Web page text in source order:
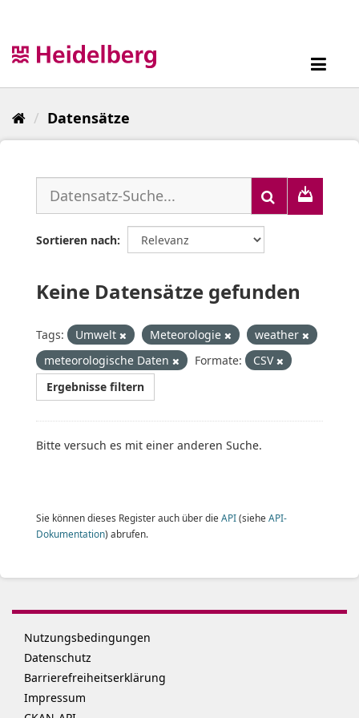
Datensätze
Sortieren nach
Keine Datensätze gefunden
Tags: Umwelt Meteorologie
weather
meteorologische Daten
Formate:
CSV
Ergebnisse filtern
Bitte versuch es mit einer anderen Suche.
Sie können dieses Register auch über die API(siehe API-
Dokumentation) abrufen.
Nutzungsbedingungen
Datenschutz
Barrierefreiheitserklärung
Impressum